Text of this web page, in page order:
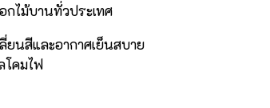
กไม้บานทั่วประเทศ
ยนสีและอากาศเย็นสบาย
โคมไฟ